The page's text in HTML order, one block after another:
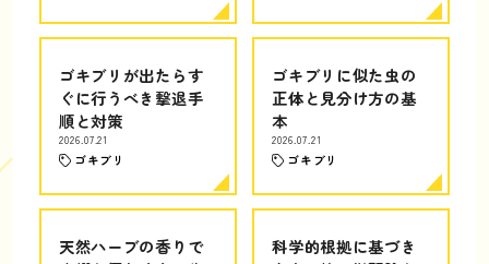
ゴキブリが出たらす
ぐに行うべき撃退手
順と対策
2026.07.21
ゴキブリ
ゴキブリに似た虫の
正体と見分け方の基
本
2026.07.21
ゴキブリ
天然ハーブの香りで
科学的根拠に基づき